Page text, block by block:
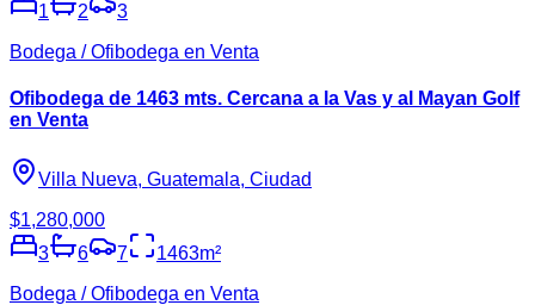
1
2
3
Bodega / Ofibodega en Venta
Ofibodega de 1463 mts. Cercana a la Vas y al Mayan Golf
en Venta
Villa Nueva, Guatemala, Ciudad
$1,280,000
3
6 7 1463m²
Bodega / Ofibodega en Venta